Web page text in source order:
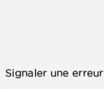
Signaler une erreur